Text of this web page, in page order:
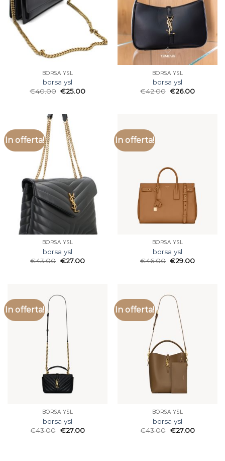
BORSA YSL
borsa ysl
€40.00 €25.00
BORSA YSL
borsa ysl
€42.00 €26.00
In offerta!
BORSA YSL
borsa ysl
€43.00 €27.00
In offerta!
BORSA YSL
borsa ysl
€46.00 €29.00
In offerta!
BORSA YSL
borsa ysl
€43.00 €27.00
In offerta!
BORSA YSL
borsa ysl
€43.00 €27.00